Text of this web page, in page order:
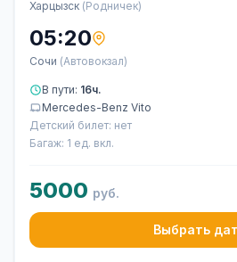
Харцызск (Родничек)
05:20
Сочи (Автовокзал)
В пути: 16ч.
Mercedes-Benz Vito
Детский билет: нет
Багаж: 1 ед. вкл.
5000 руб.
Выбрать